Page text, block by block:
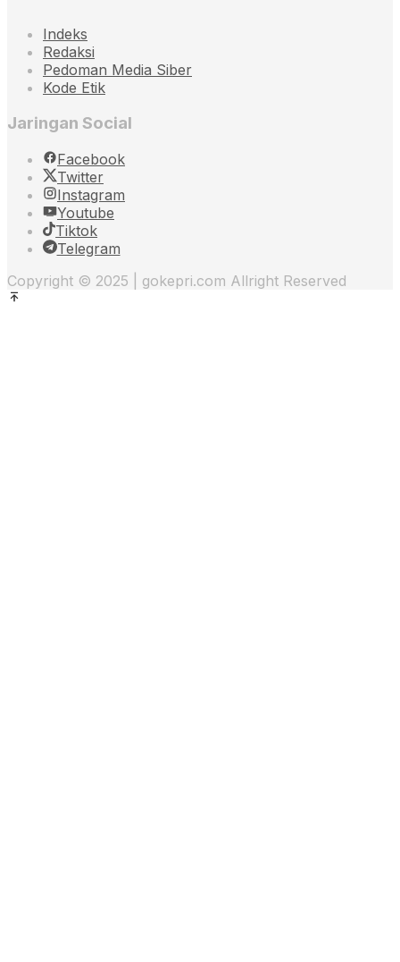
Indeks
Redaksi
Pedoman Media Siber
Kode Etik
Jaringan Social
Facebook
Twitter
Instagram
Youtube
Tiktok
Telegram
Copyright © 2025 | gokepri.com Allright Reserved